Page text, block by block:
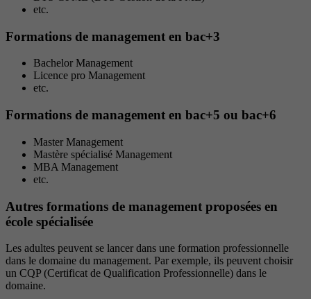
etc.
Formations de management en bac+3
Bachelor Management
Licence pro Management
etc.
Formations de management en bac+5 ou bac+6
Master Management
Mastère spécialisé Management
MBA Management
etc.
Autres formations de management proposées en
école spécialisée
Les adultes peuvent se lancer dans une formation professionnelle
dans le domaine du management. Par exemple, ils peuvent choisir
un CQP (Certificat de Qualification Professionnelle) dans le
domaine.